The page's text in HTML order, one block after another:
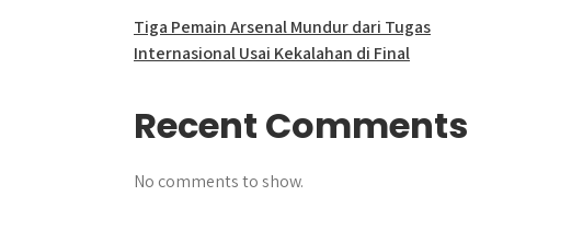
Tiga Pemain Arsenal Mundur dari Tugas
Internasional Usai Kekalahan di Final
Recent Comments
No comments to show.